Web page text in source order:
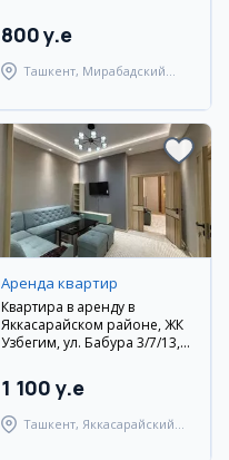
800 y.e
Ташкент, Мирабадский
Аренда квартир
Квартира в аренду в
Яккасарайском районе, ЖК
Узбегим, ул. Бабура 3/7/13,
1 100 y.e
Ташкент, Яккасарайский